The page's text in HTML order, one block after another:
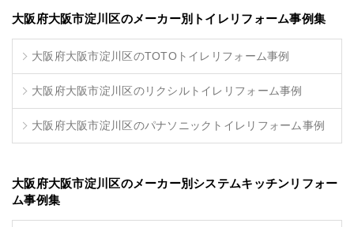
大阪府大阪市淀川区のメーカー別トイレリフォーム事例集
大阪府大阪市淀川区のTOTOトイレリフォーム事例
大阪府大阪市淀川区のリクシルトイレリフォーム事例
大阪府大阪市淀川区のパナソニックトイレリフォーム事例
大阪府大阪市淀川区のメーカー別システムキッチンリフォー
ム事例集